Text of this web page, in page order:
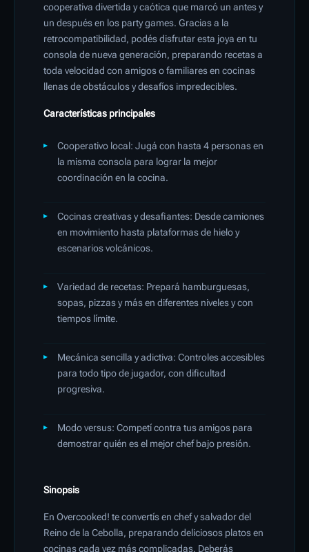
cooperativa divertida y caótica que marcó un antes y
un después en los party games. Gracias a la
retrocompatibilidad, podés disfrutar esta joya en tu
consola de nueva generación, preparando recetas a
toda velocidad con amigos o familiares en cocinas
llenas de obstáculos y desafíos impredecibles.
Características principales
Cooperativo local: Jugá con hasta 4 personas en
la misma consola para lograr la mejor
coordinación en la cocina.
Cocinas creativas y desafiantes: Desde camiones
en movimiento hasta plataformas de hielo y
escenarios volcánicos.
Variedad de recetas: Prepará hamburguesas,
sopas, pizzas y más en diferentes niveles y con
tiempos límite.
Mecánica sencilla y adictiva: Controles accesibles
para todo tipo de jugador, con dificultad
progresiva.
Modo versus: Competí contra tus amigos para
demostrar quién es el mejor chef bajo presión.
Sinopsis
En Overcooked! te convertís en chef y salvador del
Reino de la Cebolla, preparando deliciosos platos en
cocinas cada vez más complicadas. Deberás